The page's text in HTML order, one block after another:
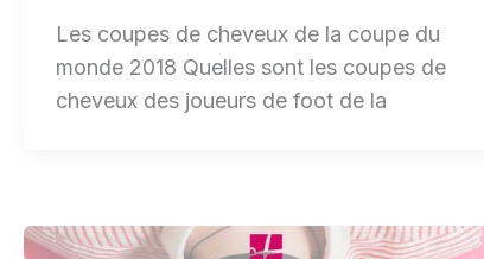
Les coupes de cheveux de la coupe du
monde 2018 Quelles sont les coupes de
cheveux des joueurs de foot de la